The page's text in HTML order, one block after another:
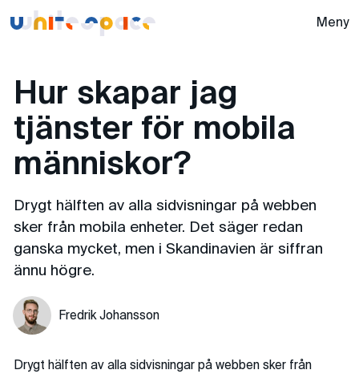
Whitespace - Meny
Hur skapar jag
tjänster för mobila
människor?
Drygt hälften av alla sidvisningar på webben
sker från mobila enheter. Det säger redan
ganska mycket, men i Skandinavien är siffran
ännu högre.
Fredrik Johansson
Drygt hälften av alla sidvisningar på webben sker från